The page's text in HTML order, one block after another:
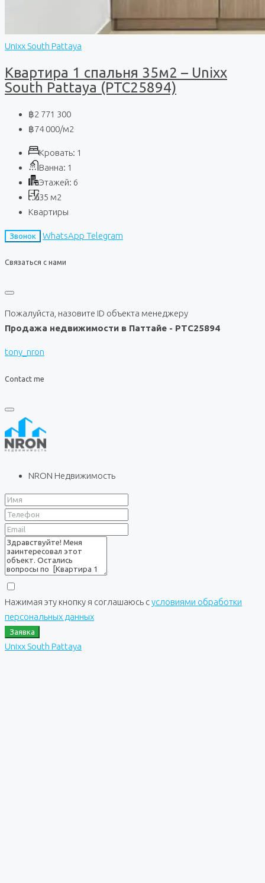
Unixx South Pattaya
Квартира 1 спальня 35м2 – Unixx
South Pattaya (PTC25894)
฿2 771 300
฿74 000/м2
Кровать: 1
Ванна: 1
Этажей: 6
35 м2
Квартиры
Звонок WhatsApp Telegram
Связаться с нами
Пожалуйста, назовите ID объекта менеджеру
Продажа недвижимости в Паттайе - PTC25894
tony_nron
Contact me
NRON Недвижимость
Нажимая эту кнопку я соглашаюсь сусловиями обработки
персональных данных
Заявка
Unixx South Pattaya